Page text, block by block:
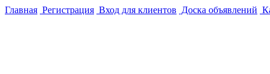
Главная Регистрация Вход для клиентов Доска объявлений